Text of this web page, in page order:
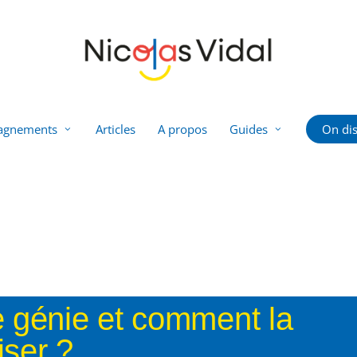
Articles A propos Guides On
génie et comment la